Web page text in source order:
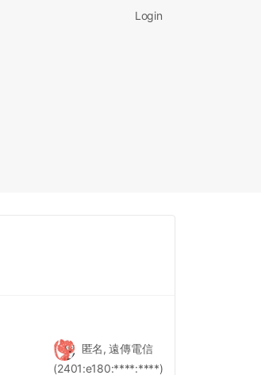
Login
匿名, 遠傳電信
(2401:e180:****:****)